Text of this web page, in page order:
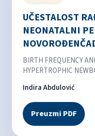
UČESTALOST
NEONATALNI
BIRTH FREQUENCY
HYPERTROPHIC
Indira Abdulović
Preuzmi PDF